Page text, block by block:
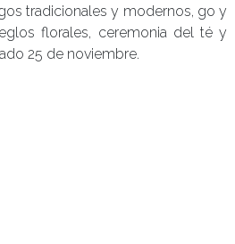
tradicionales y modernos, go y
florales, ceremonia del té y
25 de noviembre.